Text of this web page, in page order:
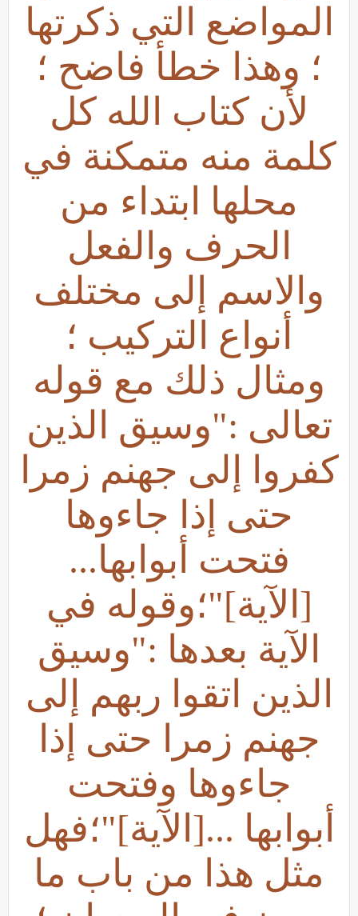
المواضع التي ذكرتها
؛ وهذا خطأ فاضح ؛
لأن كتاب الله كل
كلمة منه متمكنة في
محلها ابتداء من
الحرف والفعل
والاسم إلى مختلف
أنواع التركيب ؛
ومثال ذلك مع قوله
تعالى :"وسيق الذين
كفروا إلى جهنم زمرا
حتى إذا جاءوها
فتحت أبوابها...
[الآية]"؛وقوله في
الآية بعدها :"وسيق
الذين اتقوا ربهم إلى
جهنم زمرا حتى إذا
جاءوها وفتحت
أبوابها ...[الآية]"؛فهل
مثل هذا من باب ما